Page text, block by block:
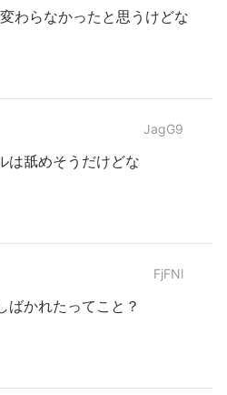
わらなかったと思うけどな
JagG9
は舐めそうだけどな
FjFNl
ばかれたってこと？